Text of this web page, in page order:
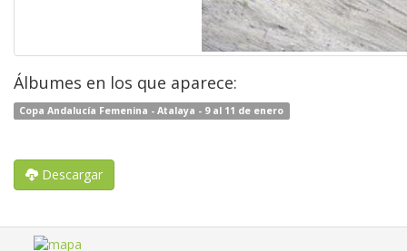
Álbumes en los que aparece:
Copa Andalucía Femenina - Atalaya - 9 al 11 de enero
Descargar